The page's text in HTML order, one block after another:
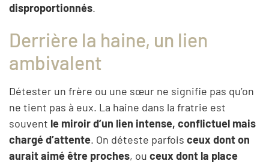
disproportionnés.
Derrière la haine, un lien
ambivalent
Détester un frère ou une sœur ne signifie pas qu’on
ne tient pas à eux. La haine dans la fratrie est
souvent le miroir d’un lien intense, conflictuel mais
chargé d’attente. On déteste parfois ceux dont on
aurait aimé être proches, ou ceux dont la place